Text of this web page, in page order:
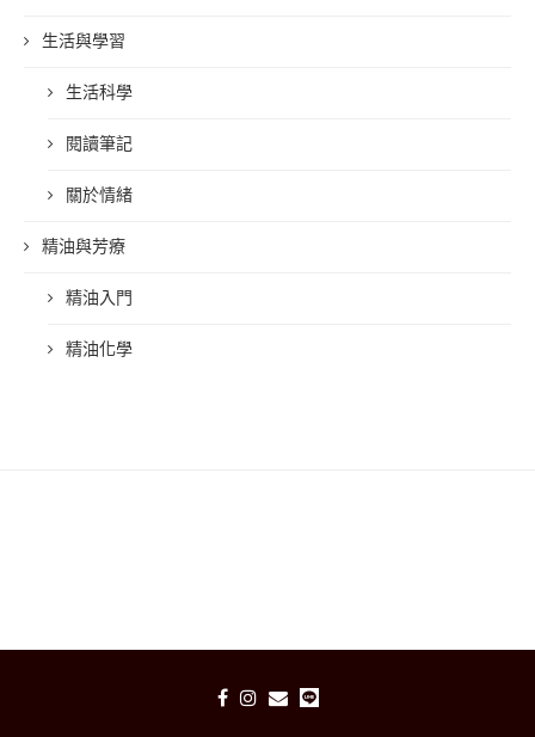
生活與學習
生活科學
閱讀筆記
關於情緒
精油與芳療
精油入門
精油化學